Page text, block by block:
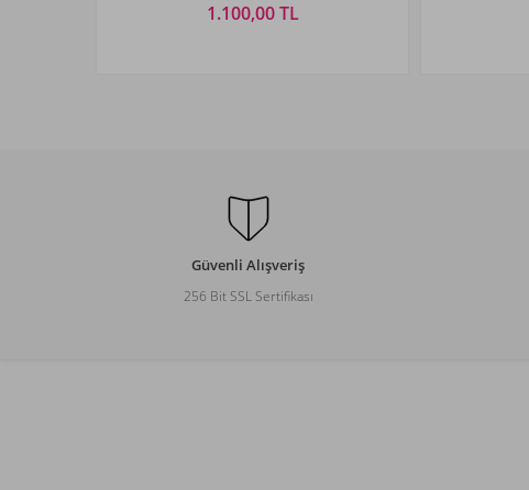
1.100,00 TL
Güvenli Alışveriş
256 Bit SSL Sertifikası